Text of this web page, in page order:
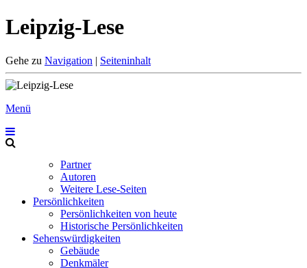
Leipzig-Lese
Gehe zu Navigation | Seiteninhalt
Menü
Partner
Autoren
Weitere Lese-Seiten
Persönlichkeiten
Persönlichkeiten von heute
Historische Persönlichkeiten
Sehenswürdigkeiten
Gebäude
Denkmäler